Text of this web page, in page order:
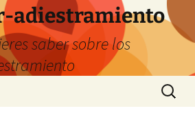
adiestramiento
saber sobre los
Buscar: